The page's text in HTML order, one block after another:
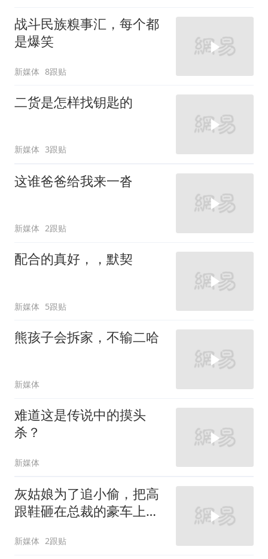
战斗民族糗事汇，每个都
是爆笑
新媒体 8跟贴
二货是怎样找钥匙的
新媒体 3跟贴
这谁爸爸给我来一沓
新媒体 2跟贴
配合的真好，，默契
新媒体 5跟贴
熊孩子会拆家，不输二哈
新媒体
难道这是传说中的摸头
杀？
新媒体
灰姑娘为了追小偷，把高
跟鞋砸在总裁的豪车上，
新媒体 2跟贴